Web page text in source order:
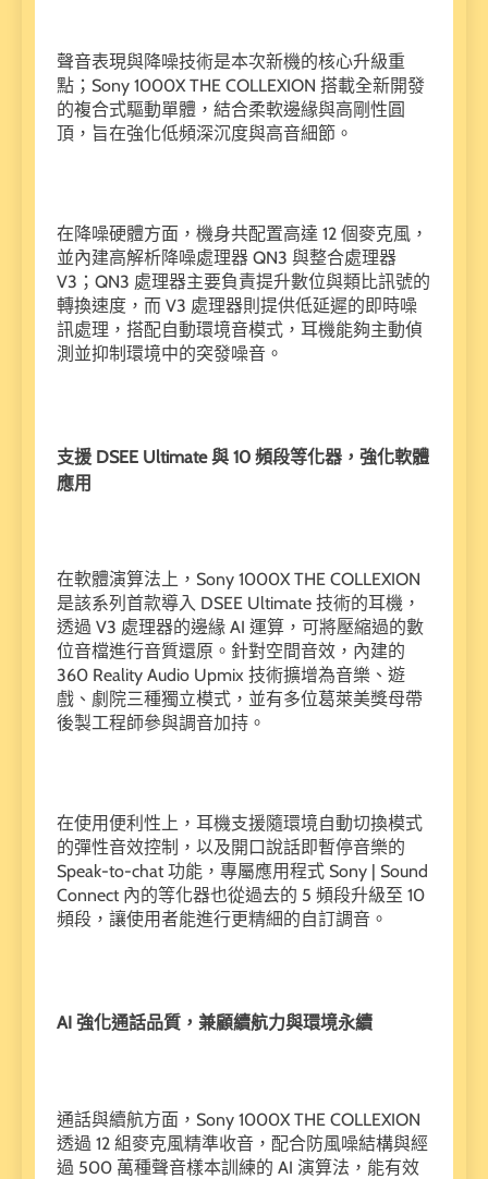
聲音表現與降噪技術是本次新機的核心升級重
點；Sony 1000X THE COLLEXION 搭載全新開發
的複合式驅動單體，結合柔軟邊緣與高剛性圓
頂，旨在強化低頻深沉度與高音細節。
在降噪硬體方面，機身共配置高達 12 個麥克風，
並內建高解析降噪處理器 QN3 與整合處理器
V3；QN3 處理器主要負責提升數位與類比訊號的
轉換速度，而 V3 處理器則提供低延遲的即時噪
訊處理，搭配自動環境音模式，耳機能夠主動偵
測並抑制環境中的突發噪音。
支援 DSEE Ultimate 與 10 頻段等化器，強化軟體
應用
在軟體演算法上，Sony 1000X THE COLLEXION
是該系列首款導入 DSEE Ultimate 技術的耳機，
透過 V3 處理器的邊緣 AI 運算，可將壓縮過的數
位音檔進行音質還原。針對空間音效，內建的
360 Reality Audio Upmix 技術擴增為音樂、遊
戲、劇院三種獨立模式，並有多位葛萊美獎母帶
後製工程師參與調音加持。
在使用便利性上，耳機支援隨環境自動切換模式
的彈性音效控制，以及開口說話即暫停音樂的
Speak-to-chat 功能，專屬應用程式 Sony | Sound
Connect 內的等化器也從過去的 5 頻段升級至 10
頻段，讓使用者能進行更精細的自訂調音。
AI 強化通話品質，兼顧續航力與環境永續
通話與續航方面，Sony 1000X THE COLLEXION
透過 12 組麥克風精準收音，配合防風噪結構與經
過 500 萬種聲音樣本訓練的 AI 演算法，能有效